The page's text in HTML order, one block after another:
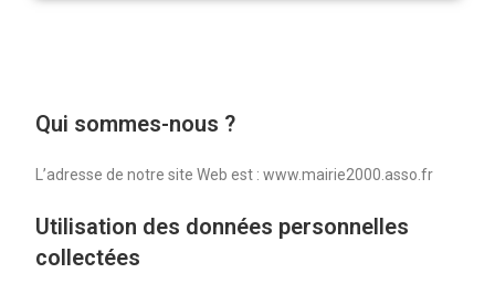
Qui sommes-nous ?
L’adresse de notre site Web est : www.mairie2000.asso.fr
Utilisation des données personnelles
collectées